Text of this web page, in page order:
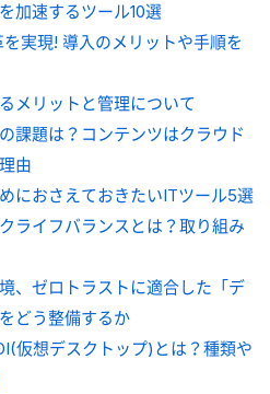
加速するツール10選
実現! 導入のメリットや手順を
メリットと管理について
課題は？コンテンツはクラウド
由
におさえておきたいITツール5選
ライフバランスとは？取り組み
、ゼロトラストに適合した「デ
どう整備するか
仮想デスクトップ)とは？種類や